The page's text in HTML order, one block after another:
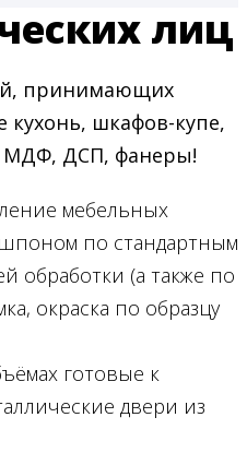
лиц
принимающих
кухонь, шкафов-купе,
МДФ, ДСП, фанеры!
мебельных
по стандартным
обработки (а также по
окраска по образцу
готовые к
двери из